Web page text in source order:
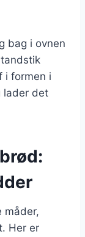
bag i ovnen
i formen i
lader det
måder,
Her er